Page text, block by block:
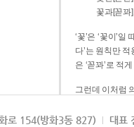
꽃과[꼳꽈
‘꽃’은 ‘꽃이’
다’는 원칙만 적용한다면, [꼬치]
은 ‘꼳꽈’로 적
그런데 이처럼
되게 적는 것이
로 154(방화3동 827) 대표